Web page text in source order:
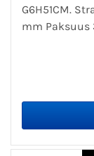
G6H51CM.
mm Paksuus